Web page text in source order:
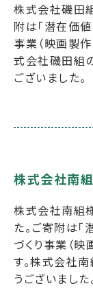
株式会社磯田
附は「潜在価
事業（映画製
式会社磯田組
ございました。
株式会社南
株式会社南組
た。ご寄附は
づくり事業（
す。株式会社
うございました